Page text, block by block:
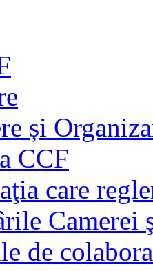
și
CCF
care
de